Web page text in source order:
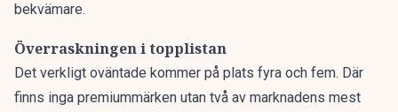
bekvämare.
Överraskningen i topplistan
Det verkligt oväntade kommer på plats fyra och fem. Där
finns inga premiummärken utan två av marknadens mest